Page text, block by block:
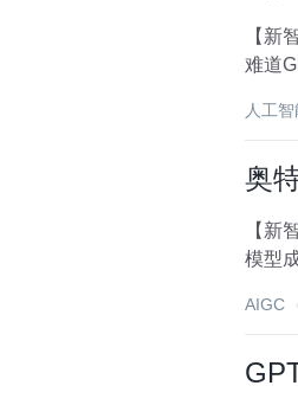
【新
难道
人工
奥
【新
模型
AIGC